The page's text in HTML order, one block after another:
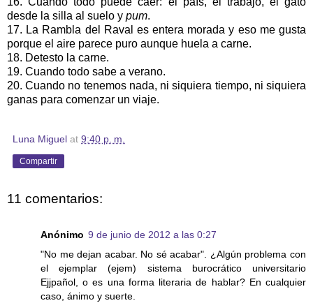
desde la silla al suelo y pum.
17. La Rambla del Raval es entera morada y eso me gusta
porque el aire parece puro aunque huela a carne.
18. Detesto la carne.
19. Cuando todo sabe a verano.
20. Cuando no tenemos nada, ni siquiera tiempo, ni siquiera
ganas para comenzar un viaje.
Luna Miguel at 9:40 p. m.
Compartir
11 comentarios:
Anónimo 9 de junio de 2012 a las 0:27
"No me dejan acabar. No sé acabar". ¿Algún problema con
el ejemplar (ejem) sistema burocrático universitario
Ejjpañol, o es una forma literaria de hablar? En cualquier
caso, ánimo y suerte.